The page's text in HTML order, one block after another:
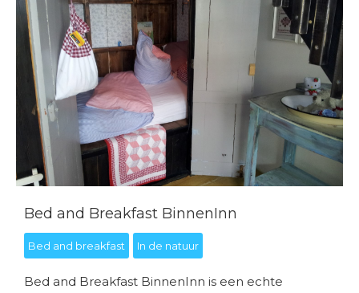
Bed and Breakfast BinnenInn
Bed and breakfast In de natuur
Bed and Breakfast BinnenInn is een echte